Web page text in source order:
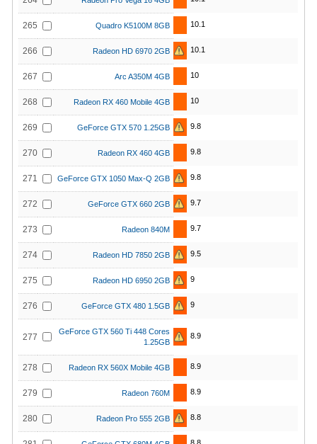
265 Quadro K5100M 8GB 10.1
266 Radeon HD 6970 2GB 10.1
267 Arc A350M 4GB 10
268 Radeon RX 460 Mobile 4GB 10
269 GeForce GTX 570 1.25GB 9.8
270 Radeon RX 460 4GB 9.8
271 GeForce GTX 1050 Max-Q 2GB 9.8
272 GeForce GTX 660 2GB 9.7
273 Radeon 840M 9.7
274 Radeon HD 7850 2GB 9.5
275 Radeon HD 6950 2GB 9
276 GeForce GTX 480 1.5GB 9
277
GeForce GTX 560 Ti 448 Cores
1.25GB
8.9
278 Radeon RX 560X Mobile 4GB 8.9
279 Radeon 760M 8.9
280 Radeon Pro 555 2GB 8.8